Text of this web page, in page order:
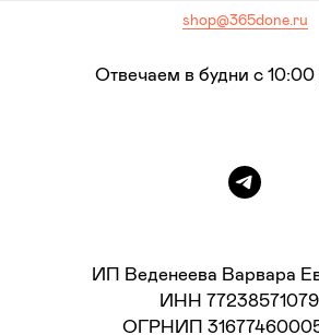
shop@365done.ru
Отвечаем в будни с 10:00
ИП Веденеева Варвара
ИНН
ОГРНИП